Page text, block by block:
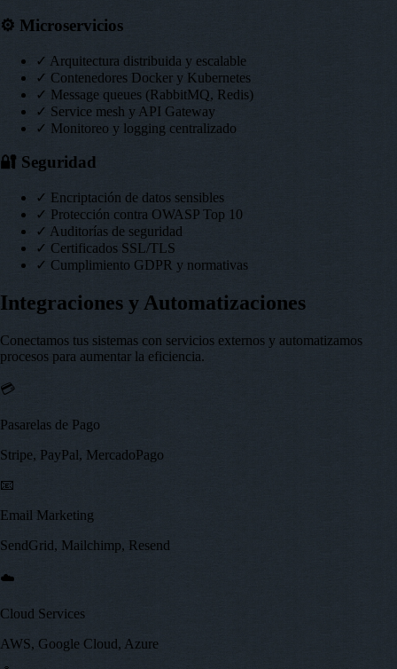
⚙️ Microservicios
✓ Arquitectura distribuida y escalable
✓ Contenedores Docker y Kubernetes
✓ Message queues (RabbitMQ, Redis)
✓ Service mesh y API Gateway
✓ Monitoreo y logging centralizado
🔐 Seguridad
✓ Encriptación de datos sensibles
✓ Protección contra OWASP Top 10
✓ Auditorías de seguridad
✓ Certificados SSL/TLS
✓ Cumplimiento GDPR y normativas
Integraciones y Automatizaciones
Conectamos tus sistemas con servicios externos y automatizamos
procesos para aumentar la eficiencia.
💳
Pasarelas de Pago
Stripe, PayPal, MercadoPago
📧
Email Marketing
SendGrid, Mailchimp, Resend
☁️
Cloud Services
AWS, Google Cloud, Azure